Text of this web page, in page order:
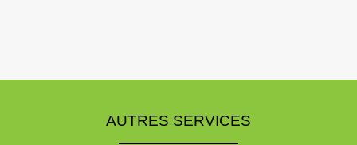
AUTRES SERVICES